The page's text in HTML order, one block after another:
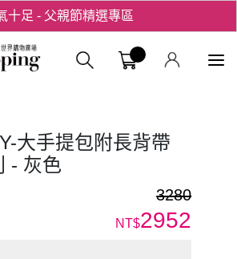
十足 - 父親節精選專區
愛你！七夕星選禮遇！義大購物
大手提包附長背帶
- 灰色
3280
NT$2952